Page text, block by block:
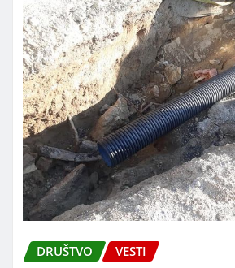
DRUŠTVO VESTI